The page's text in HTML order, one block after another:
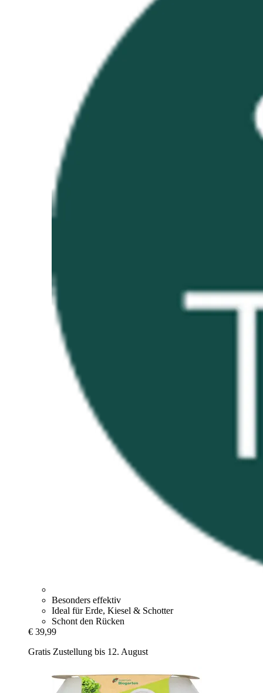
Besonders effektiv
Ideal für Erde, Kiesel & Schotter
Schont den Rücken
€ 39,99
Gratis Zustellung bis 12. August